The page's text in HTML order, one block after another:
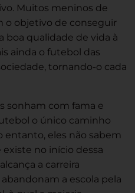
Muitos meninos de
o objetivo de conseguir
boa qualidade de vida à
ainda o futebol das
tornando-o cada
sonham com fama e
o único caminho
entanto, eles não sabem
no início dessa
a carreira
a escola pela